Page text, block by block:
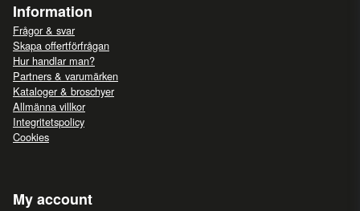
Information
Frågor & svar
Skapa offertförfrågan
Hur handlar man?
Partners & varumärken
Kataloger & broschyer
Allmänna villkor
Integritetspolicy
Cookies
My account